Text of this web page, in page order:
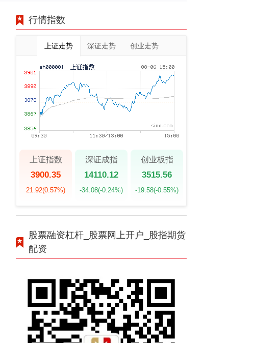
行情指数
上证走势 深证走势 创业走势
上证指数
3900.35
21.92(0.57%)
深证成指
14110.12
-34.08(-0.24%)
创业板指
3515.56
-19.58(-0.55%)
股票融资杠杆_股票网上开户_股指期货
配资